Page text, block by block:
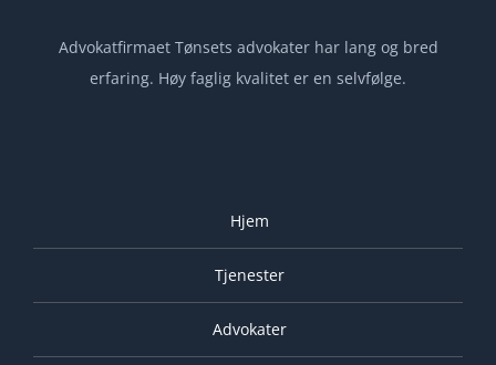
Advokatfirmaet Tønsets advokater har lang og bred
erfaring. Høy faglig kvalitet er en selvfølge.
Hjem
Tjenester
Advokater